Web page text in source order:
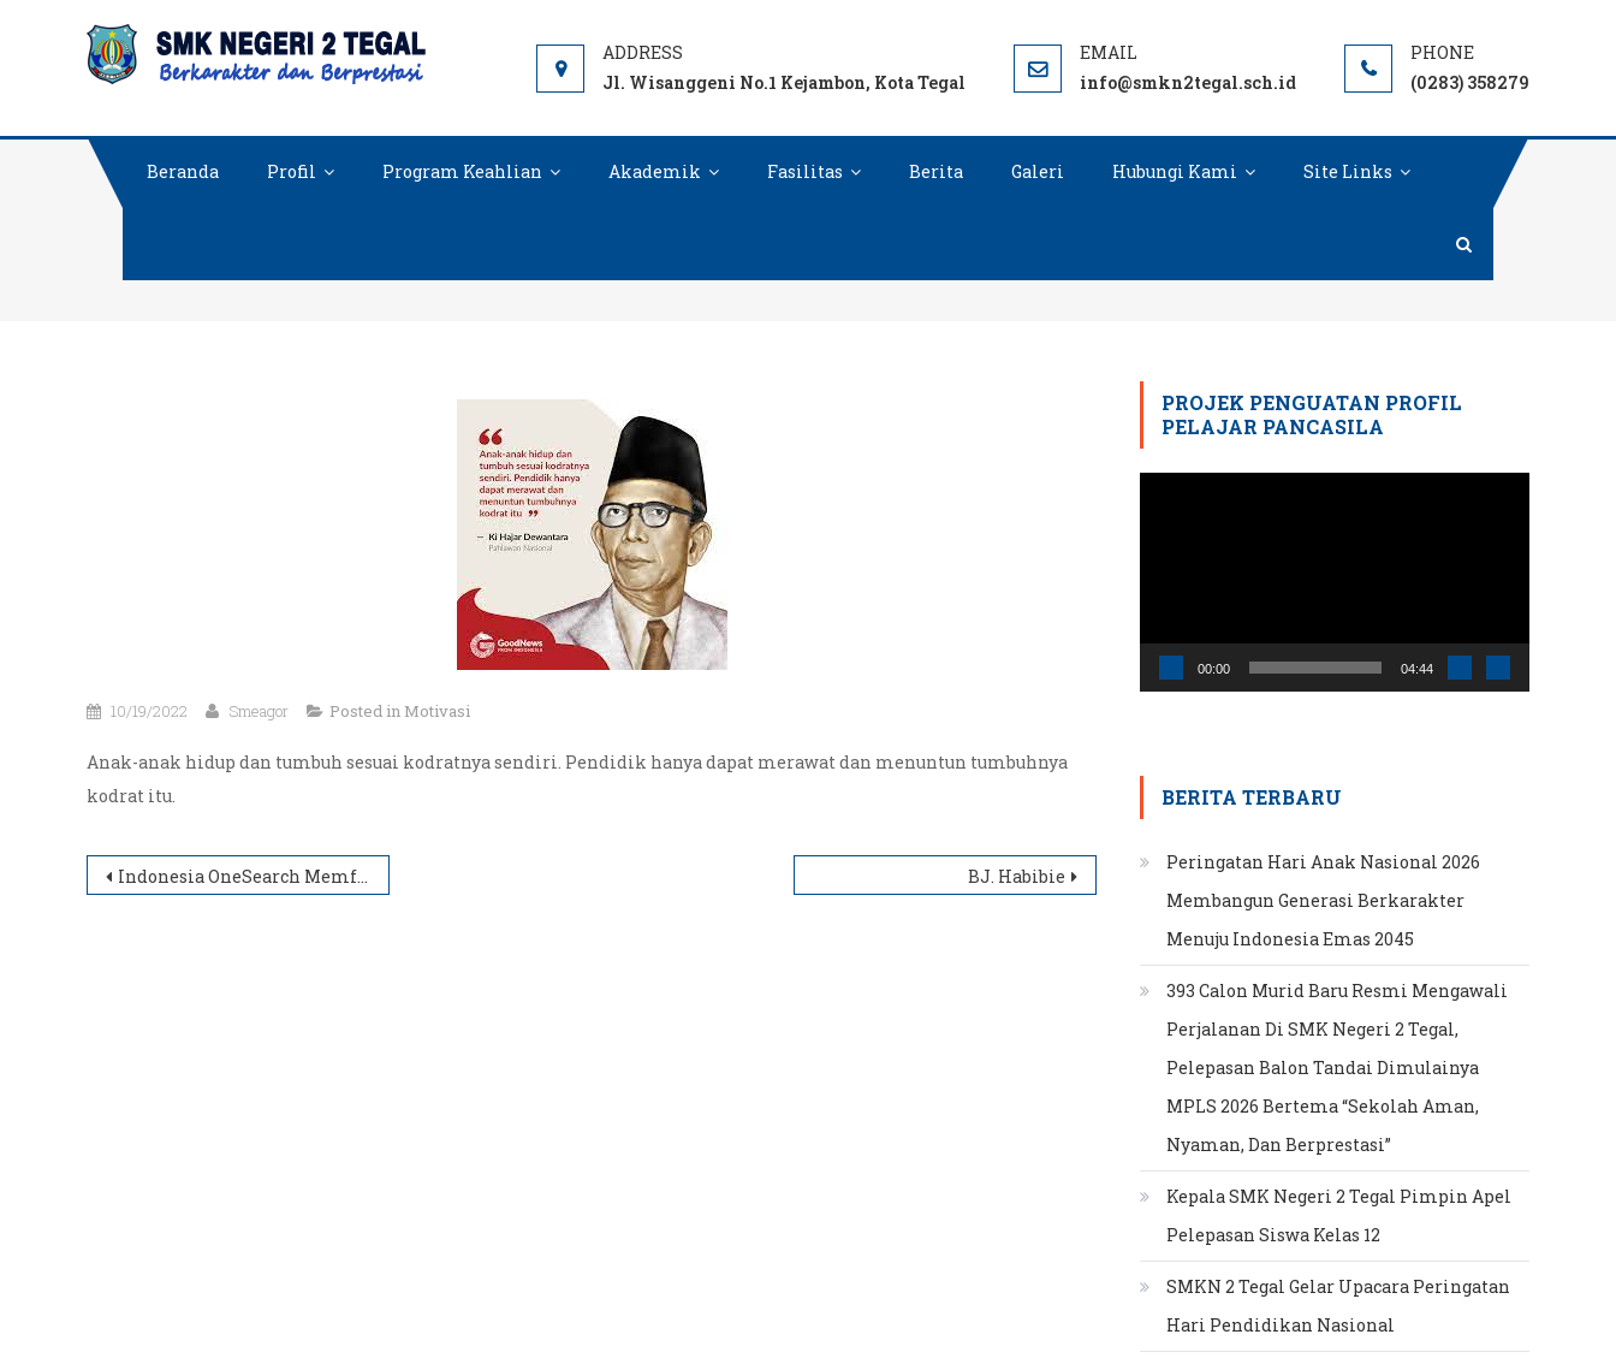
SMKN 2 TEGAL OFFICIAL SITE
Jl. Wisanggeni No.1 Kejambon, Kota Tegal info@smkn2tegal.sch.id (0283) 358279
Beranda Profil Program Keahlian Akademik Fasilitas Berita Galeri Hubungi Kami Site Links
10/19/2022 Smeagor Posted in Motivasi
Anak-anak hidup dan tumbuh sesuai kodratnya sendiri. Pendidik hanya dapat merawat dan menuntun tumbuhnya
kodrat itu.
Navigasi
Indonesia OneSearch Memfasilitasi Masyarakat Indonesia dalam Sharing Knowledge BJ. Habibie
PROJEK PENGUATAN PROFIL
PELAJAR PANCASILA
00:00 04:44
BERITA TERBARU
Peringatan Hari Anak Nasional 2026
Membangun Generasi Berkarakter
Menuju Indonesia Emas 2045
393 Calon Murid Baru Resmi Mengawali
Perjalanan Di SMK Negeri 2 Tegal,
Pelepasan Balon Tandai Dimulainya
MPLS 2026 Bertema “Sekolah Aman,
Nyaman, Dan Berprestasi”
Kepala SMK Negeri 2 Tegal Pimpin Apel
Pelepasan Siswa Kelas 12
SMKN 2 Tegal Gelar Upacara Peringatan
Hari Pendidikan Nasional